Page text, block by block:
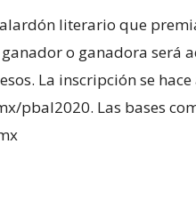
literario que
o ganadora será
La inscripción se hace
pbal2020. Las bases